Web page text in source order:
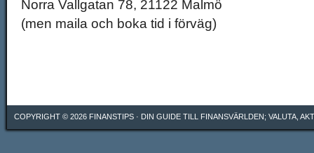
Norra Vallgatan 78, 21122 Malmö
(men maila och boka tid i förväg)
COPYRIGHT © 2026 FINANSTIPS · DIN GUIDE TILL FINANSVÄRLDEN; VALUTA,